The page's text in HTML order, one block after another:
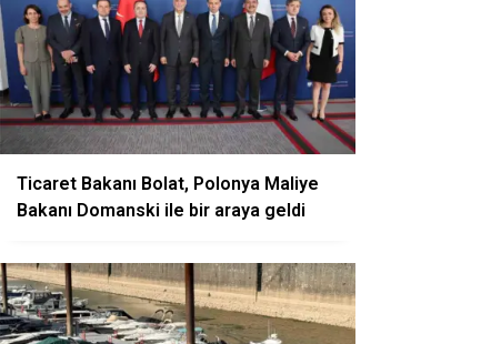
Ticaret Bakanı Bolat, Polonya Maliye
Bakanı Domanski ile bir araya geldi